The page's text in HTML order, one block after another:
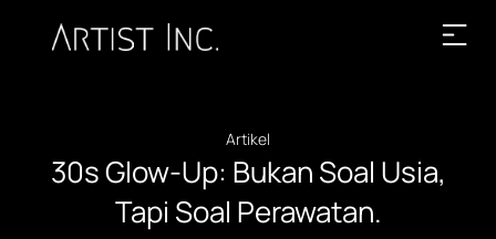
Artikel
30s Glow-Up: Bukan Soal Usia,
Tapi Soal Perawatan.